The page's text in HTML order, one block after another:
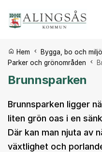
Du är här:
Hem Bygga, bo och miljö
Parker och grönområden
Brunnsparken
Brunnsparken ligger
liten grön oas i en
Där kan man njuta av
växtlighet och